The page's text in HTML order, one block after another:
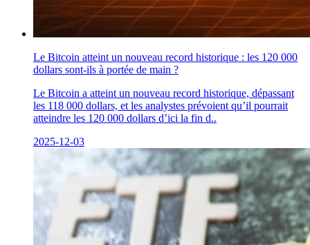
Le Bitcoin atteint un nouveau record historique : les 120 000
dollars sont-ils à portée de main ?
Le Bitcoin a atteint un nouveau record historique, dépassant
les 118 000 dollars, et les analystes prévoient qu’il pourrait
atteindre les 120 000 dollars d’ici la fin d..
2025-12-03